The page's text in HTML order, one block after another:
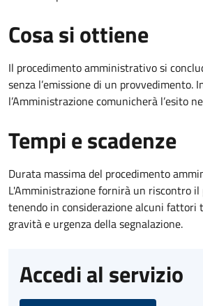
Cosa si ottiene
Il procedimento amministrativo si
senza l’emissione di un provvedimento.
l’Amministrazione comunicherà l’esito
Tempi e scadenze
Durata massima del procedimento
L'Amministrazione fornirà un riscontro il
tenendo in considerazione alcuni fattori
gravità e urgenza della segnalazione.
Accedi al servizio